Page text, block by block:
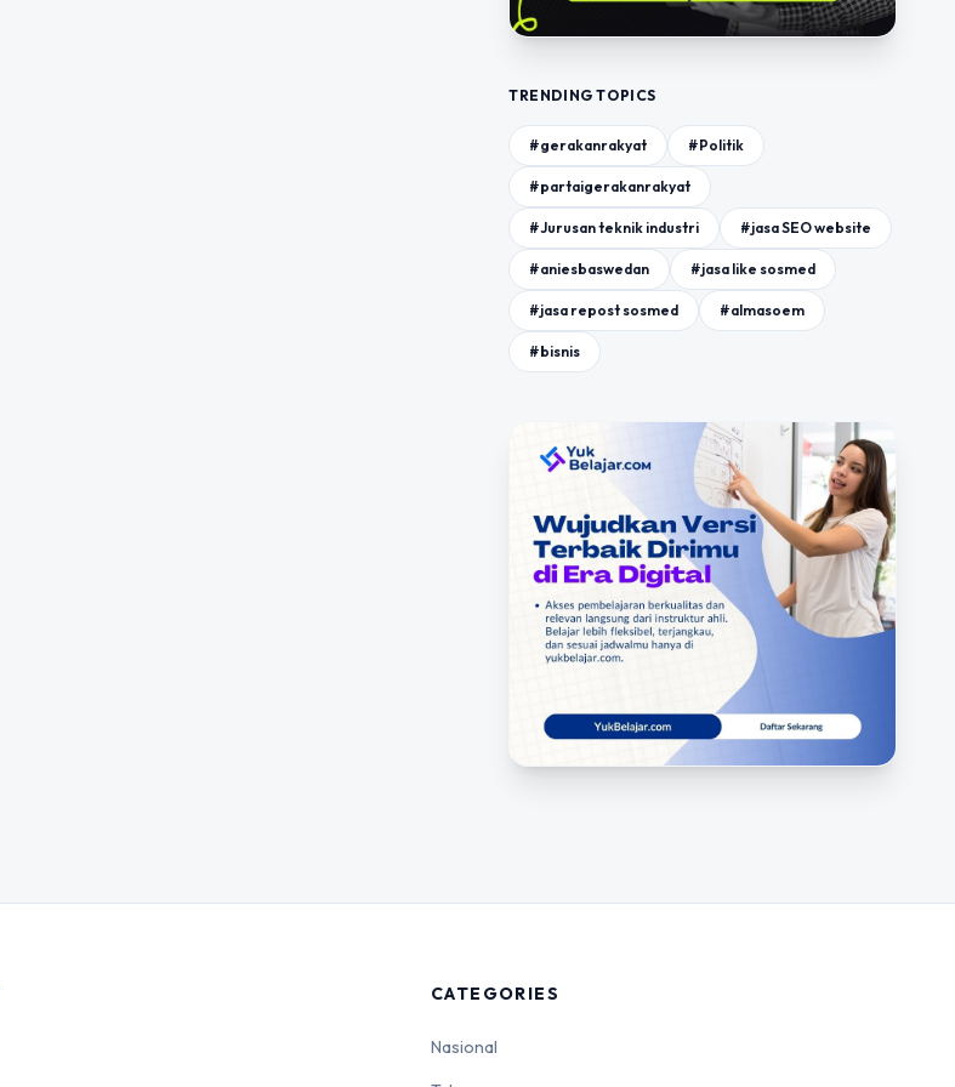
TRENDING TOPICS
#gerakanrakyat #Politik
#partaigerakanrakyat
#Jurusan teknik industri #jasa SEO website
#aniesbaswedan #jasa like sosmed
#jasa repost sosmed #almasoem
#bisnis
CATEGORIES
Nasional